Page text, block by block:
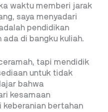
waktu memberi jarak
saya menyadari
pendidikan
di bangku kuliah.
tapi mendidik
untuk tidak
bahwa
kesamaan
keberanian bertahan